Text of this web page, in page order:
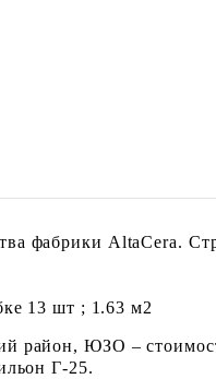
фабрики AltaCera.
13 шт ; 1.63 м2
район, ЮЗО –
Г-25.